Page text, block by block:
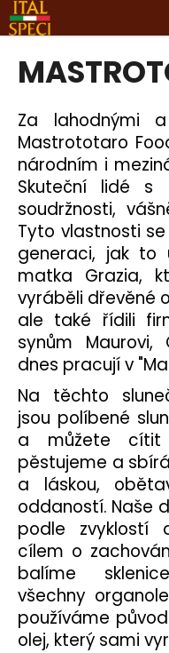
Přejít
na
obsah
Za lahodnými
Mastrototaro
národním i
Skuteční lidé s
soudržnosti,
Tyto vlastnosti
generaci, jak to
matka Grazia,
vyráběli dřevěné
ale také řídili
synům
dnes pracují v
Na těchto
jsou políbené
a můžete cítit
pěstujeme a
a láskou,
oddaností. Naše
podle zvyklostí
cílem o
balíme
všechny
používáme
olej, který sami
K
o
o
p
o
t
ř
e
b
u
j
e
t
e
n
a
j
í
t
?